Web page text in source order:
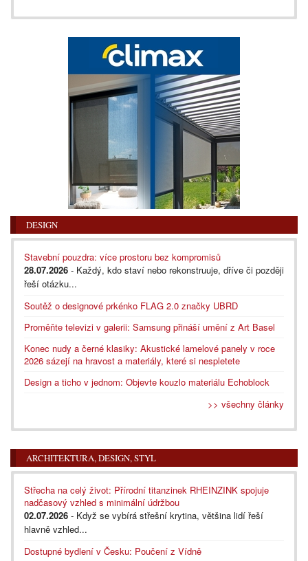
DESIGN
Stavební pouzdra: více prostoru bez kompromisů
28.07.2026 - Každý, kdo staví nebo rekonstruuje, dříve či později
řeší otázku...
Soutěž o designové prkénko FLAG 2.0 značky UBRD
Proměňte televizi v galerii: Samsung přináší umění z Art Basel
Konec nudy a černé klasiky: Akustické lamelové panely v roce
2026 sázejí na hravost a materiály, které si nespletete
Design a ticho v jednom: Objevte kouzlo materiálu Echoblock
>> všechny články
ARCHITEKTURA, DESIGN, STYL
Střecha na celý život: Přírodní titanzinek RHEINZINK spojuje
nadčasový vzhled s minimální údržbou
02.07.2026 - Když se vybírá střešní krytina, většina lidí řeší
hlavně vzhled...
Dostupné bydlení v Česku: Poučení z Vídně